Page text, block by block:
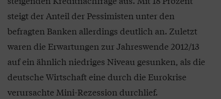
steigt der Anteil der Pessimisten unter den
befragten Banken allerdings deutlich an. Zuletzt
waren die Erwartungen zur Jahreswende 2012/13
auf ein ähnlich niedriges Niveau gesunken, als die
deutsche Wirtschaft eine durch die Eurokrise
verursachte Mini-Rezession durchlief.